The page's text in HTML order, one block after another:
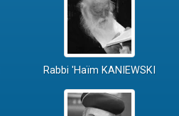
Rabbi 'Haïm KANIEWSKI